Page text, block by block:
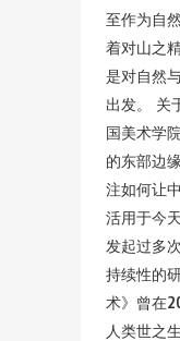
至作为自
着对山之
是对自然
出发。 关
国美术学
的东部边
注如何让
活用于今
发起过多
持续性的
术》曾在
人类世之